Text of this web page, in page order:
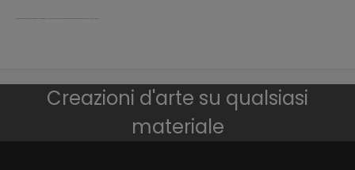
Creazioni d'arte su qualsiasi
materiale